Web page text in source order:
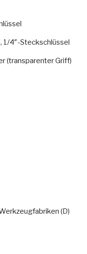
1/4″-Steckschlüssel
(transparenter Griff)
(D)